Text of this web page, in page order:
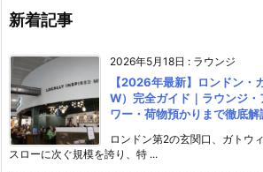
新着記事
2026年5月18日 : ラウンジ
【2026年最新】ロンドン・
W）完全ガイド｜ラウンジ
ワー・荷物預かりまで徹底解
ロンドン第2の玄関口、ガトウ
スローに次ぐ規模を誇り、特 ...